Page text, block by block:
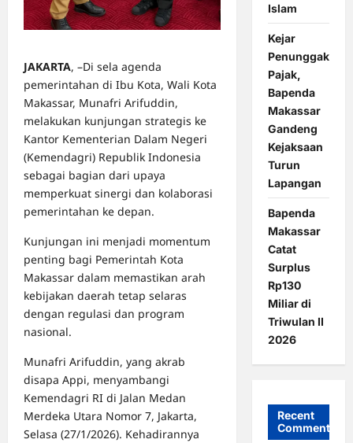
JAKARTA, –Di sela agenda
pemerintahan di Ibu Kota, Wali Kota
Makassar, Munafri Arifuddin,
melakukan kunjungan strategis ke
Kantor Kementerian Dalam Negeri
(Kemendagri) Republik Indonesia
sebagai bagian dari upaya
memperkuat sinergi dan kolaborasi
pemerintahan ke depan.
Kunjungan ini menjadi momentum
penting bagi Pemerintah Kota
Makassar dalam memastikan arah
kebijakan daerah tetap selaras
dengan regulasi dan program
nasional.
Munafri Arifuddin, yang akrab
disapa Appi, menyambangi
Kemendagri RI di Jalan Medan
Merdeka Utara Nomor 7, Jakarta,
Selasa (27/1/2026). Kehadirannya
Islam
Kejar
Penunggak
Pajak,
Bapenda
Makassar
Gandeng
Kejaksaan
Turun
Lapangan
Bapenda
Makassar
Catat
Surplus
Rp130
Miliar di
Triwulan II
2026
Recent
Comments